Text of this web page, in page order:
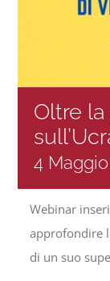
Chi siamo
Oltre
4
Webinar
approfondire
di un suo